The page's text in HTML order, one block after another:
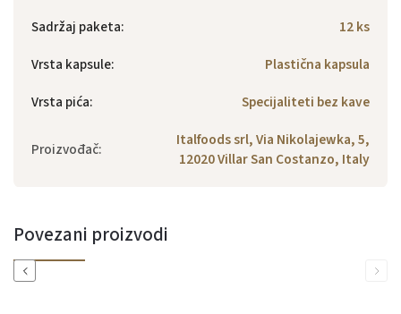
Sadržaj paketa:
12 ks
Vrsta kapsule:
Plastična kapsula
Vrsta pića: Specijaliteti bez kave
Proizvođač:
Italfoods srl, Via Nikolajewka, 5,
12020 Villar San Costanzo, Italy
Povezani proizvodi
Previous Next